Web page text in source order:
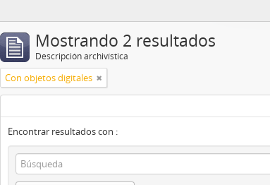
Mostrando 2 resultados
Descripción archivística
Con objetos digitales
Encontrar resultados con :